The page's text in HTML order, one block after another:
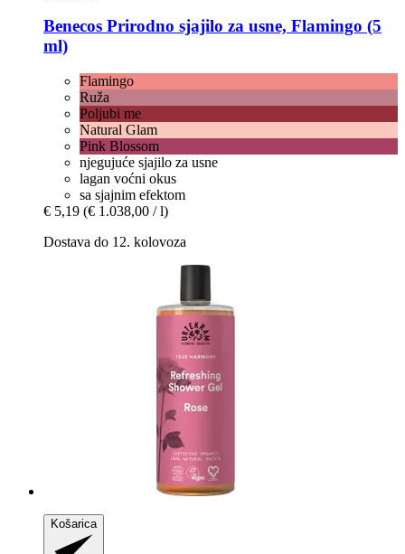
Benecos Prirodno sjajilo za usne, Flamingo (5
ml)
Flamingo
Ruža
Poljubi me
Natural Glam
Pink Blossom
njegujuće sjajilo za usne
lagan voćni okus
sa sjajnim efektom
€ 5,19 (€ 1.038,00 / l)
Dostava do 12. kolovoza
Košarica